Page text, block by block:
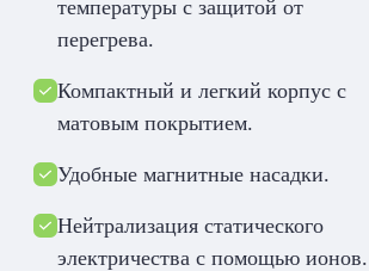
температуры с защитой от
перегрева.
Компактный и легкий корпус с
матовым покрытием.
Удобные магнитные насадки.
Нейтрализация статического
электричества с помощью ионов.